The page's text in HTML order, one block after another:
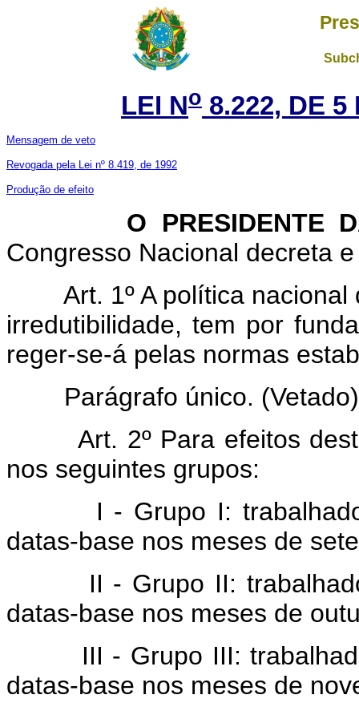
LEI No 8.222, DE 5
Mensagem de veto
Revogada pela Lei nº 8.419, de 1992
Produção de efeito
O PRESIDENTE DA
Congresso Nacional decreta
Art. 1º A política nacional
irredutibilidade, tem por
reger-se-á pelas normas
Parágrafo único. (Vetado)
Art. 2º Para efeitos desta
nos seguintes grupos:
I - Grupo I:
datas-base nos meses de
II - Grupo II:
datas-base nos meses de
III - Grupo III:
datas-base nos meses de